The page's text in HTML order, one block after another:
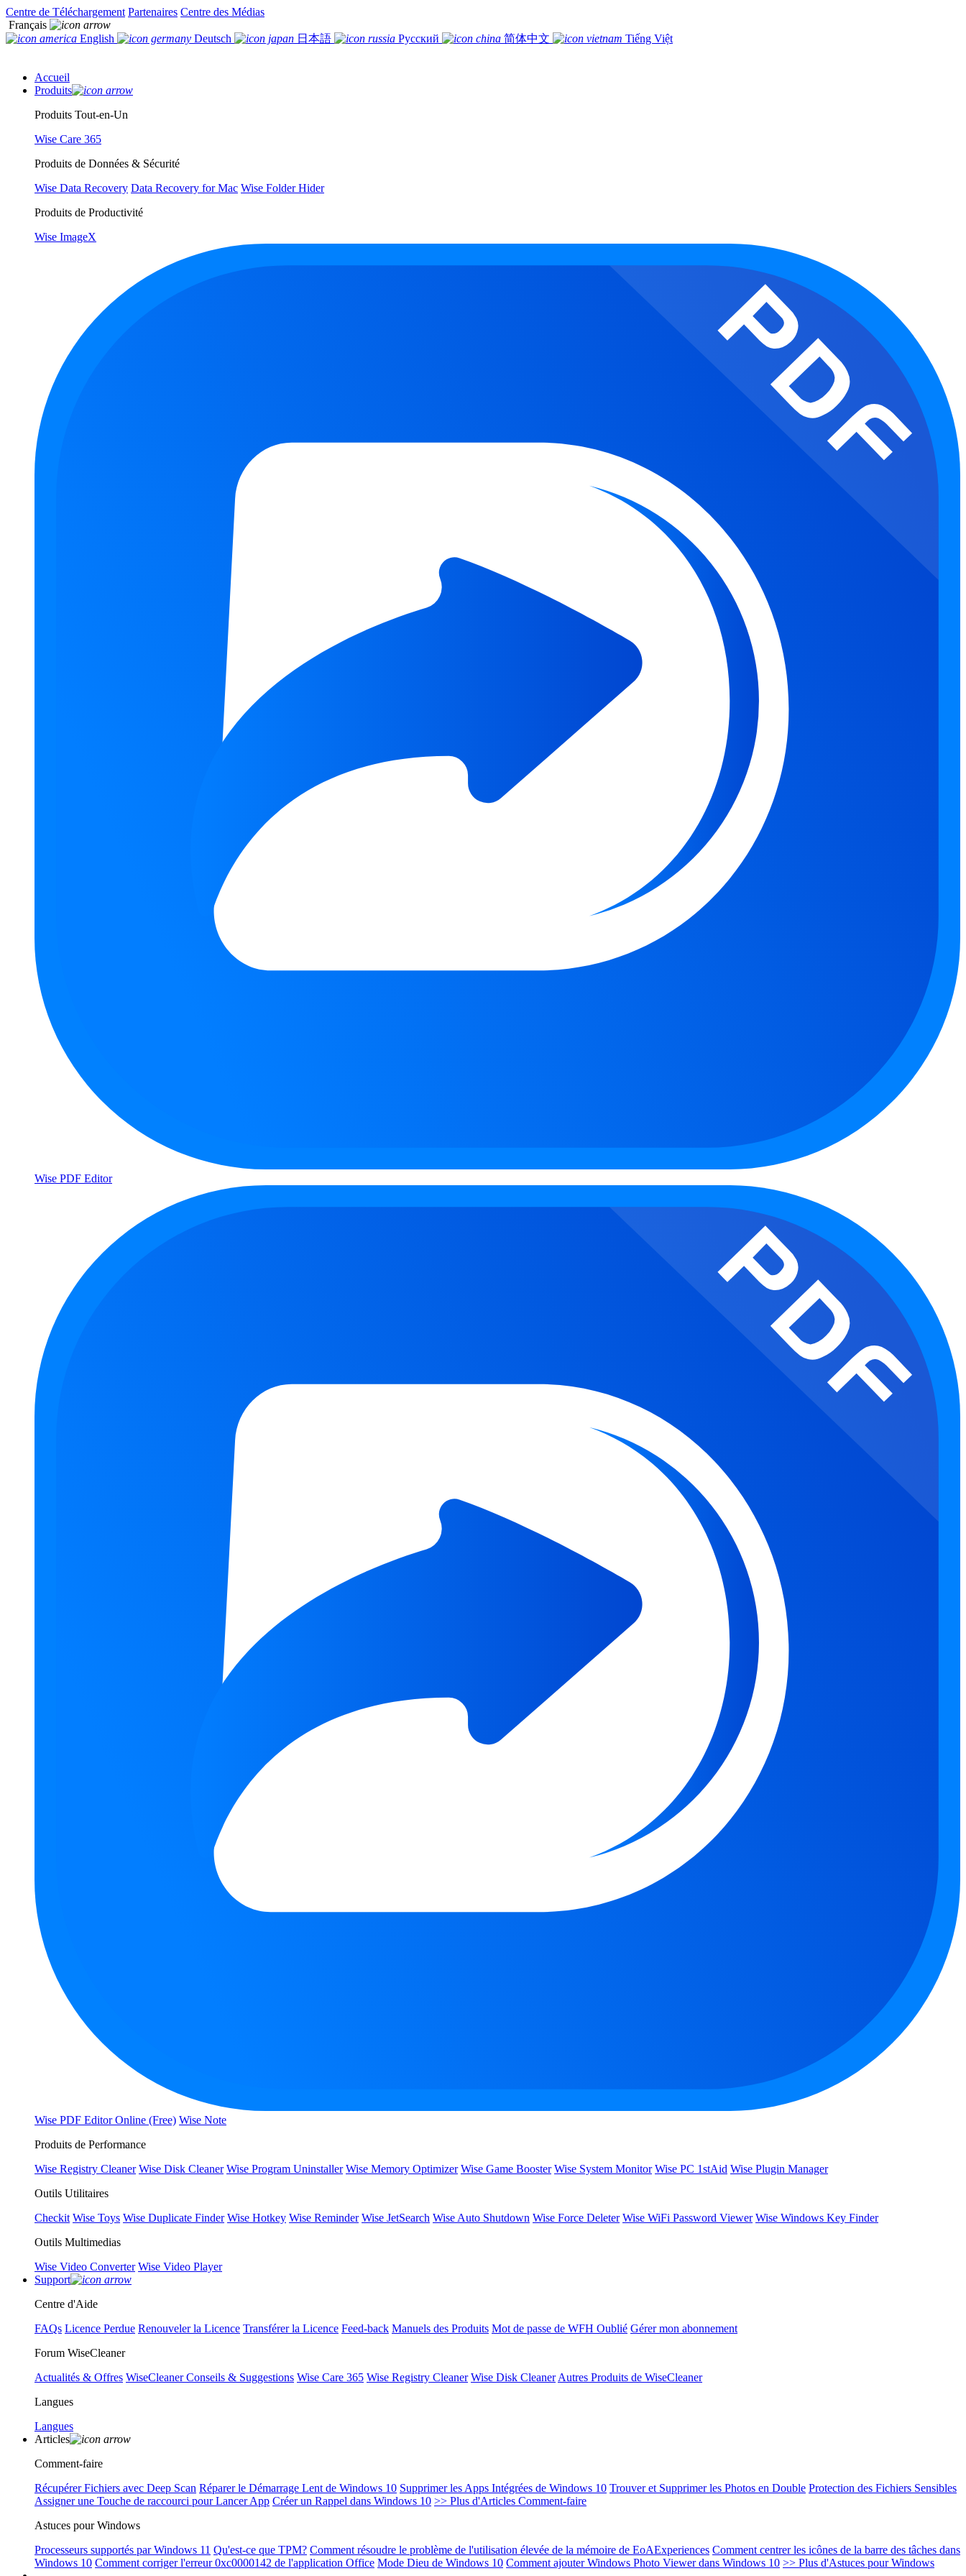
Centre de Téléchargement Partenaires Centre des Médias
Français
English
Deutsch 日本語 Русский 简体中文 Tiếng Việt
Accueil
Produits
Produits Tout-en-Un
Wise Care 365
Produits de Données & Sécurité
Wise Data Recovery Data Recovery for Mac Wise Folder Hider
Produits de Productivité
Wise ImageX
Wise PDF Editor
Wise PDF Editor Online (Free) Wise Note
Produits de Performance
Wise Registry Cleaner Wise Disk Cleaner Wise Program Uninstaller Wise Memory Optimizer Wise Game Booster Wise System Monitor Wise PC 1stAid Wise Plugin Manager
Outils Utilitaires
Checkit Wise Toys Wise Duplicate Finder Wise Hotkey Wise Reminder Wise JetSearch Wise Auto Shutdown Wise Force Deleter Wise WiFi Password Viewer Wise Windows Key Finder
Outils Multimedias
Wise Video Converter Wise Video Player
Support
Centre d'Aide
FAQs Licence Perdue Renouveler la Licence Transférer la Licence Feed-back Manuels des Produits Mot de passe de WFH Oublié Gérer mon abonnement
Forum WiseCleaner
Actualités & Offres WiseCleaner Conseils & Suggestions Wise Care 365 Wise Registry Cleaner Wise Disk Cleaner Autres Produits de WiseCleaner
Langues
Langues
Articles
Comment-faire
Récupérer Fichiers avec Deep Scan Réparer le Démarrage Lent de Windows 10 Supprimer les Apps Intégrées de Windows 10 Trouver et Supprimer les Photos en Double Protection des Fichiers Sensibles
Assigner une Touche de raccourci pour Lancer App Créer un Rappel dans Windows 10 >> Plus d'Articles Comment-faire
Astuces pour Windows
Processeurs supportés par Windows 11 Qu'est-ce que TPM? Comment résoudre le problème de l'utilisation élevée de la mémoire de EoAExperiences Comment centrer les icônes de la barre des tâches dans
Windows 10 Comment corriger l'erreur 0xc0000142 de l'application Office Mode Dieu de Windows 10 Comment ajouter Windows Photo Viewer dans Windows 10 >> Plus d'Astuces pour Windows